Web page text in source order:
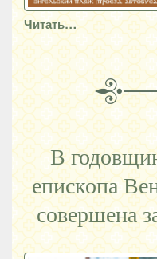
Читать…
В
епископа
совершена